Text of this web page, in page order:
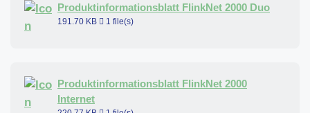
Produktinformationsblatt FlinkNet 2000 Duo
191.70 KB 1 file(s)
Produktinformationsblatt FlinkNet 2000
Internet